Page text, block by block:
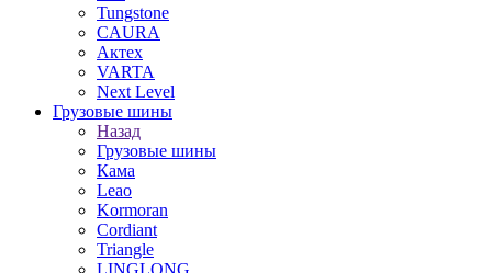
Tungstone
CAURA
Актех
VARTA
Next Level
Грузовые шины
Назад
Грузовые шины
Кама
Leao
Kormoran
Cordiant
Triangle
LINGLONG